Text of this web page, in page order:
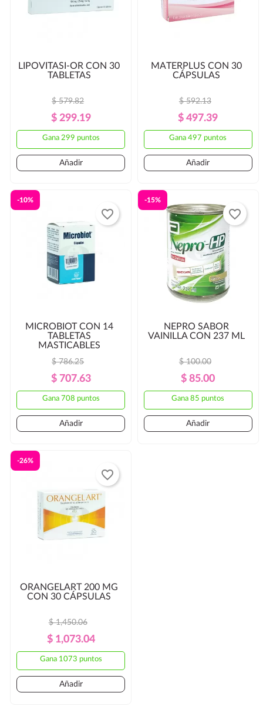
LIPOVITASI-OR CON 30
TABLETAS
Precio
Regular
$ 579.82
Precio
$ 299.19
Gana 299 puntos
Añadir
MATERPLUS CON 30
CÁPSULAS
Precio
Regular
$ 592.13
Precio
$ 497.39
Gana 497 puntos
Añadir
MICROBIOT CON 14
TABLETAS
MASTICABLES
Precio
Regular
$ 786.25
Precio
$ 707.63
Gana 708 puntos
-10%
Añadir
favorite_border
NEPRO SABOR
VAINILLA CON 237 ML
Precio
Regular
$ 100.00
Precio
$ 85.00
Gana 85 puntos
-15%
Añadir
favorite_border
ORANGELART 200 MG
CON 30 CÁPSULAS
Precio
Regular
$ 1,450.06
Precio
$ 1,073.04
Gana 1073 puntos
-26%
Añadir
favorite_border